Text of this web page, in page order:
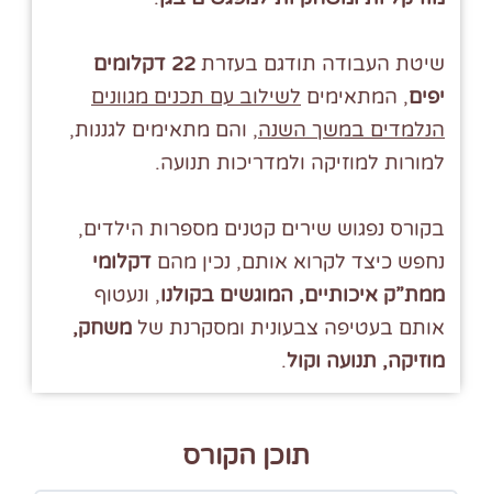
שיטת העבודה תודגם בעזרת
22 דקלומים
יפים, המתאימים לשילוב עם תכנים מגוונים
הנלמדים במשך השנה, והם מתאימים לגננות,
למורות למוזיקה ולמדריכות תנועה.
בקורס נפגוש שירים קטנים מספרות הילדים,
נחפש כיצד לקרוא אותם, נכין מהם דקלומי
ממת”ק איכותיים, המוגשים בקולנו, ונעטוף
אותם בעטיפה צבעונית ומסקרנת של משחק,
מוזיקה, תנועה וקול.
תוכן הקורס